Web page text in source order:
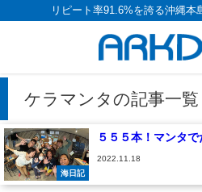
リピート率91.6%を誇る沖縄本
ケラマンタの記事一覧
海日記
５５５本！マンタで
2022.11.18